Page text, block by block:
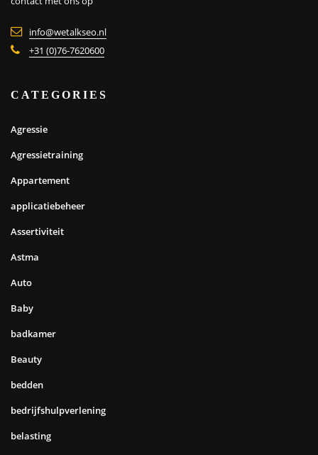
info@wetalkseo.nl
+31 (0)76-7620600
CATEGORIES
Agressie
Agressietraining
Appartement
applicatiebeheer
Assertiviteit
Astma
Auto
Baby
badkamer
Beauty
bedden
bedrijfshulpverlening
belasting